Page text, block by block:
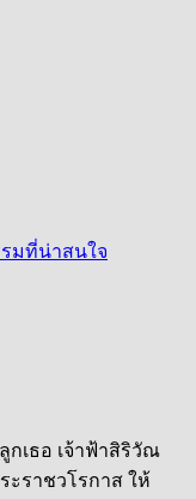
มที่น่าสนใจ
กเธอ เจ้าฟ้าสิริวัณ
ราชวโรกาส ให้